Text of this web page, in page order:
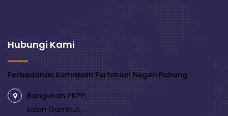
Hubungi Kami
Perbadanan Kemajuan Pertanian Negeri Pahang
Bangunan PKPP,
Jalan Gambut,